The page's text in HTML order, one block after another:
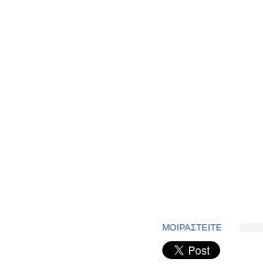
ΜΟΙΡΑΣΤΕΙΤΕ